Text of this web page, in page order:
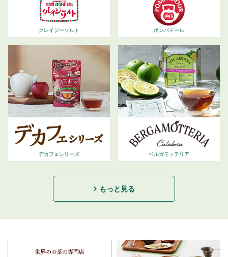
クレイジーソルト ポンパドール
デカフェシリーズ ベルガモッテリア
もっと見る